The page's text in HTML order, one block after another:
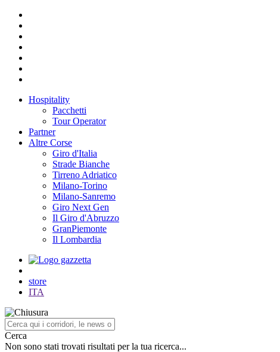
Hospitality
Pacchetti
Tour Operator
Partner
Altre Corse
Giro d'Italia
Strade Bianche
Tirreno Adriatico
Milano-Torino
Milano-Sanremo
Giro Next Gen
Il Giro d'Abruzzo
GranPiemonte
Il Lombardia
store
ITA
Cerca
Non sono stati trovati risultati per la tua ricerca...